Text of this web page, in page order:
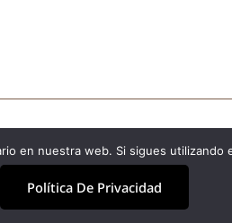
en nuestra web. Si sigues
Política De Privacidad